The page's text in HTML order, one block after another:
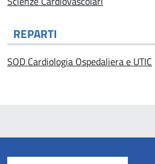
REPARTI
SOD Cardiologia Ospedaliera e UTIC